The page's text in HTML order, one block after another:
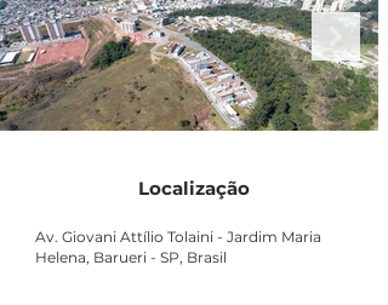
Localização
Av. Giovani Attílio Tolaini - Jardim Maria
Helena, Barueri - SP, Brasil